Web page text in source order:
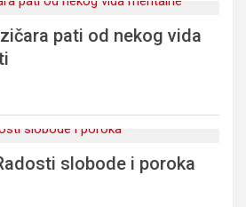
pati od nekog vida
slobode i poroka